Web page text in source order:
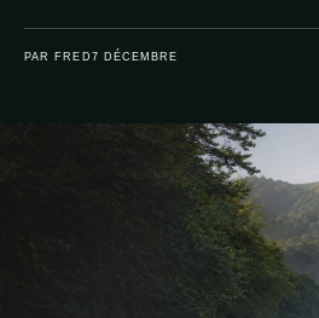
PAR FRED 7 DÉCEMBRE